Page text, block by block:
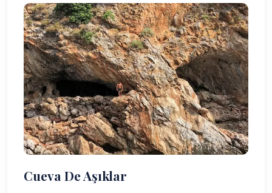
Cueva De Aşıklar